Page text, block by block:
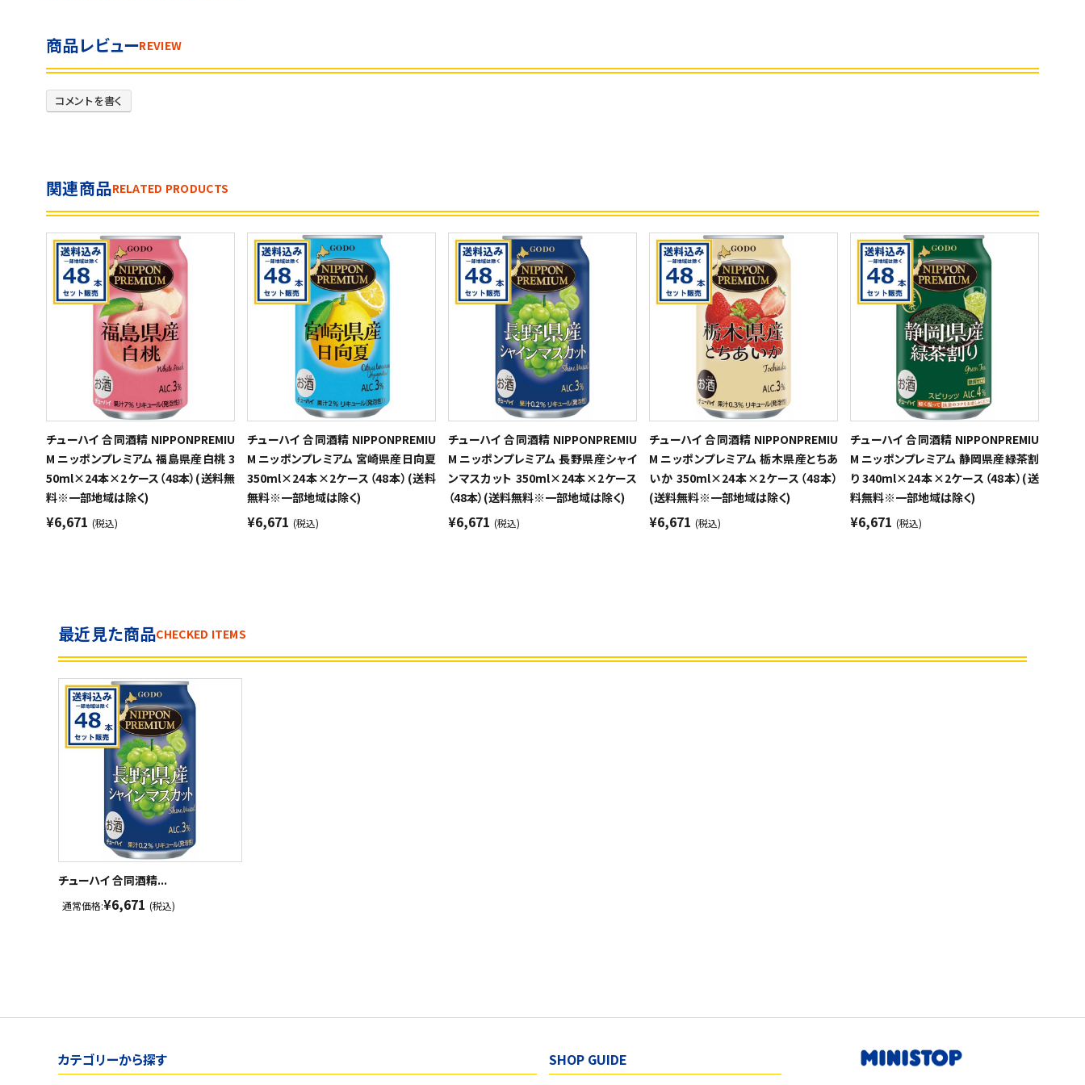
商品レビューREVIEW
コメントを書く
関連商品RELATED PRODUCTS
チューハイ 合同酒精 NIPPONPREMIU
M ニッポンプレミアム 福島県産白桃 3
50ml×24本×2ケース（48本）(送料無
料※一部地域は除く)
¥6,671 (税込)
チューハイ 合同酒精 NIPPONPREMIU
M ニッポンプレミアム 宮崎県産日向夏
350ml×24本×2ケース（48本）(送料
無料※一部地域は除く)
¥6,671 (税込)
チューハイ 合同酒精 NIPPONPREMIU
M ニッポンプレミアム 長野県産シャイ
ンマスカット 350ml×24本×2ケース
（48本）(送料無料※一部地域は除く)
¥6,671 (税込)
チューハイ 合同酒精 NIPPONPREMIU
M ニッポンプレミアム 栃木県産とちあ
いか 350ml×24本×2ケース（48本）
(送料無料※一部地域は除く)
¥6,671 (税込)
チューハイ 合同酒精 NIPPONPREMIU
M ニッポンプレミアム 静岡県産緑茶割
り 340ml×24本×2ケース（48本）(送
料無料※一部地域は除く)
¥6,671 (税込)
最近見た商品CHECKED ITEMS
チューハイ 合同酒精...
通常価格:¥6,671 (税込)
カテゴリーから探す SHOP GUIDE